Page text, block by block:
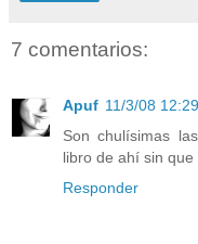
7 comentarios:
Apuf 11/3/08 12:29
Son chulísimas
libro de ahí sin
Responder